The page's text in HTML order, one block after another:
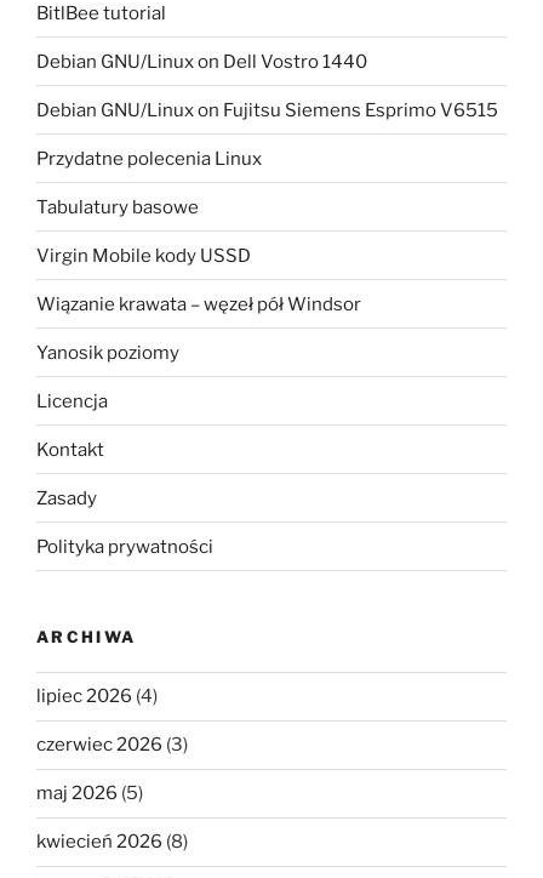
BitlBee tutorial
Debian GNU/Linux on Dell Vostro 1440
Debian GNU/Linux on Fujitsu Siemens Esprimo V6515
Przydatne polecenia Linux
Tabulatury basowe
Virgin Mobile kody USSD
Wiązanie krawata – węzeł pół Windsor
Yanosik poziomy
Licencja
Kontakt
Zasady
Polityka prywatności
ARCHIWA
lipiec 2026 (4)
czerwiec 2026 (3)
maj 2026 (5)
kwiecień 2026 (8)